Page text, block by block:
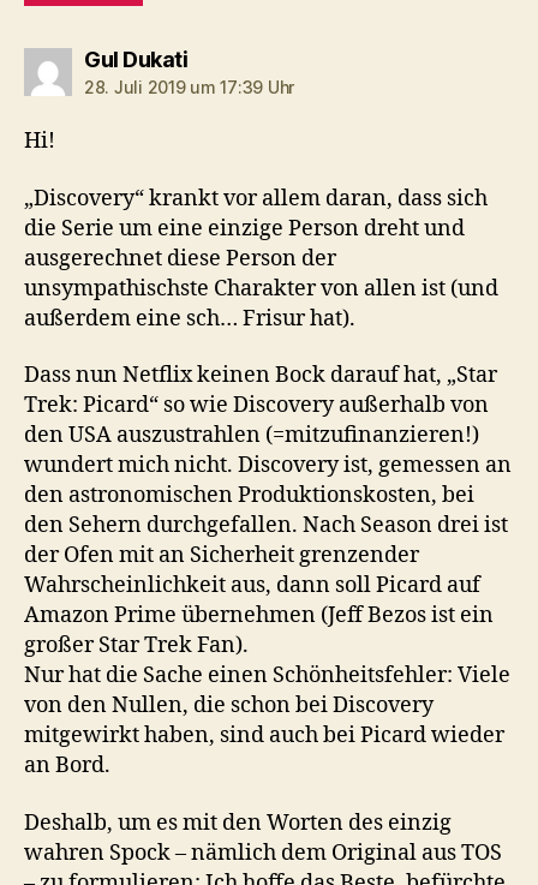
Gul Dukatisagt:
28. Juli 2019 um 17:39 Uhr
Hi!
„Discovery“ krankt vor allem daran, dass sich
die Serie um eine einzige Person dreht und
ausgerechnet diese Person der
unsympathischste Charakter von allen ist (und
außerdem eine sch… Frisur hat).
Dass nun Netflix keinen Bock darauf hat, „Star
Trek: Picard“ so wie Discovery außerhalb von
den USA auszustrahlen (=mitzufinanzieren!)
wundert mich nicht. Discovery ist, gemessen an
den astronomischen Produktionskosten, bei
den Sehern durchgefallen. Nach Season drei ist
der Ofen mit an Sicherheit grenzender
Wahrscheinlichkeit aus, dann soll Picard auf
Amazon Prime übernehmen (Jeff Bezos ist ein
großer Star Trek Fan).
Nur hat die Sache einen Schönheitsfehler: Viele
von den Nullen, die schon bei Discovery
mitgewirkt haben, sind auch bei Picard wieder
an Bord.
Deshalb, um es mit den Worten des einzig
wahren Spock – nämlich dem Original aus TOS